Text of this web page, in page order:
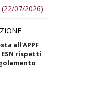
(22/07/2026)
all'APPF
rispetti